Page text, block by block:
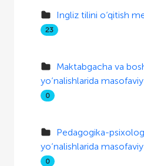
Ingliz tilini o‘qitish
23
Maktabgacha va
yo‘nalishlarida
0
Pedagogika-
yo‘nalishlarida
0